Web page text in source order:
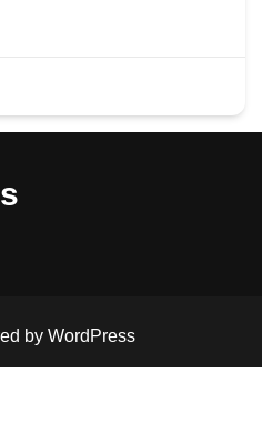
by WordPress